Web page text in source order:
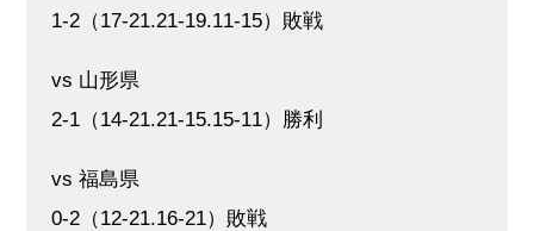
1-2（17-21.21-19.11-15）敗戦
vs 山形県
2-1（14-21.21-15.15-11）勝利
vs 福島県
0-2（12-21.16-21）敗戦